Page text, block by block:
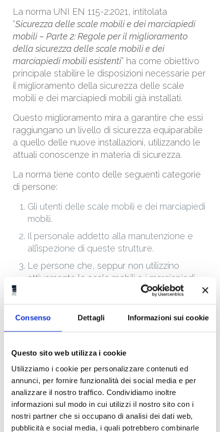
Consenso Dettagli Informazioni sui cookie
Questo sito web utilizza i cookie
Utilizziamo i cookie per personalizzare contenuti ed
annunci, per fornire funzionalità dei social media e per
analizzare il nostro traffico. Condividiamo inoltre
informazioni sul modo in cui utilizzi il nostro sito con i
nostri partner che si occupano di analisi dei dati web,
pubblicità e social media, i quali potrebbero combinarle
La norma UNI EN 115-2:2021, intitolata
“Sicurezza delle scale mobili e dei marciapiedi
mobili – Parte 2: Regole per il miglioramento
della sicurezza delle scale mobili e dei
marciapiedi mobili esistenti” ha come obiettivo
principale stabilire le disposizioni necessarie per
il miglioramento della sicurezza delle scale
mobili e dei marciapiedi mobili già installati.
Questo miglioramento mira a garantire che essi
raggiungano un livello di sicurezza equiparabile
a quello delle nuove installazioni, utilizzando le
attuali conoscenze in materia di sicurezza.
La norma tiene conto delle seguenti categorie
di persone:
Gli utenti delle scale mobili e dei marciapiedi
mobili.
Il personale addetto alla manutenzione e
all’ispezione di queste strutture.
Le persone che, seppur non utilizzino
attivamente le scale mobili e i marciapiedi
mobili, si trovano nelle loro immediate
Le persone autorizzate ad accedere a tali
dispositivi.
Va notato che la normanon si applica alle
seguenti situazioni
La sicurezza durante il trasporto,
l’installazione, le riparazioni e lo smontaggio
delle scale mobili e dei marciapiedi mobili.
Le scale mobili a spirale.